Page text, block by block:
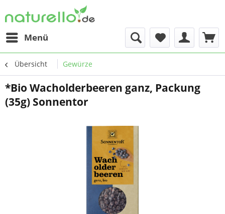
Menü
Übersicht Gewürze
*Bio Wacholderbeeren ganz, Packung
(35g) Sonnentor